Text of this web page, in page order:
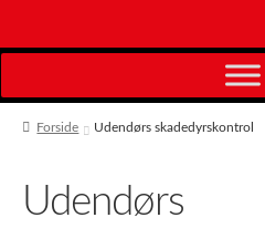
Forside Udendørs skadedyrskontrol
Udendørs